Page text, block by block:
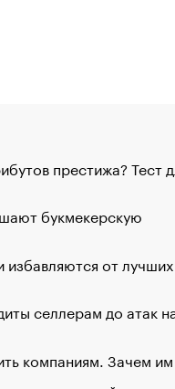
престижа? Тест
букмекерскую
от лучших
селлерам до атак
компаниям. Зачем